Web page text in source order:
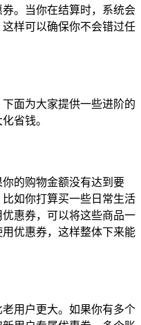
。当你在结算时，系统会
样可以确保你不会错过任
面为大家提供一些进阶的
省钱。
的购物金额没有达到要
如你打算买一些日常生活
惠券，可以将这些商品一
优惠券，这样整体下来能
用户更大。如果你有多个